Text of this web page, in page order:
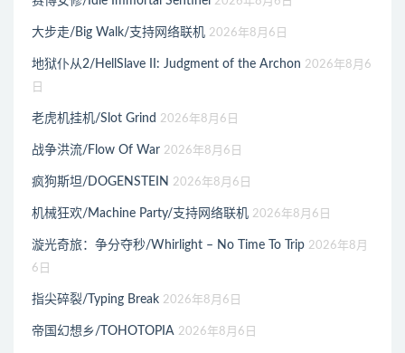
大步走/Big Walk/支持网络联机 2026年8月6日
地狱仆从2/HellSlave II: Judgment of the Archon 2026年8月6
日
老虎机挂机/Slot Grind 2026年8月6日
战争洪流/Flow Of War 2026年8月6日
疯狗斯坦/DOGENSTEIN 2026年8月6日
机械狂欢/Machine Party/支持网络联机 2026年8月6日
漩光奇旅：争分夺秒/Whirlight – No Time To Trip 2026年8月
6日
指尖碎裂/Typing Break 2026年8月6日
帝国幻想乡/TOHOTOPIA 2026年8月6日